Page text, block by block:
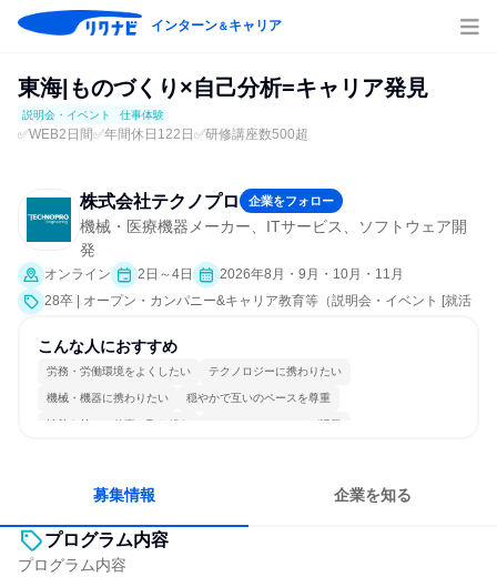
インターン＆キャリア
東海|ものづくり×自己分析=キャリア発見
説明会・イベント 仕事体験
✅WEB2日間✅年間休日122日✅研修講座数500超
株式会社テクノプロ 企業をフォロー
機械・医療機器メーカー、ITサービス、ソフトウェア開
発
オンライン 2日～4日
2026年8月・9月・10月・11月
28卒 | オープン・カンパニー&キャリア教育等（説明会・イベント [就活
こんな人におすすめ
労務・労働環境をよくしたい テクノロジーに携わりたい
機械・機器に携わりたい 穏やかで互いのペースを尊重
情熱を持って仕事に取り組む コミュニケーションが活発
募集情報 企業を知る
プログラム内容
プログラム内容